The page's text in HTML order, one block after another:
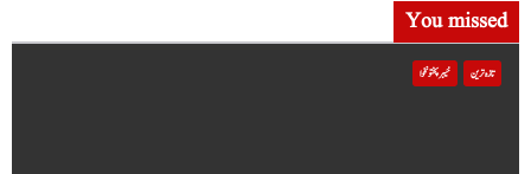
You missed
تازہ ترین خیبر پختونخوا